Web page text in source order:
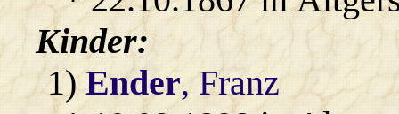
Kinder:
1)Ender, Franz